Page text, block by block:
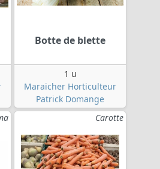
Botte de blette
1 u
Maraicher Horticulteur
Patrick Domange
Carotte